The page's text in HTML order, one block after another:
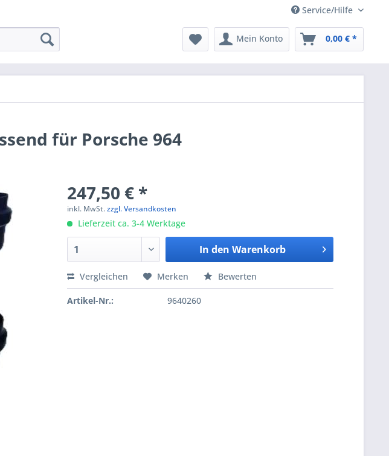
Service/Hilfe
Mein Konto 0,00 € *
für Porsche 964
247,50 € *
inkl. MwSt.zzgl. Versandkosten
Lieferzeit ca. 3-4 Werktage
In den Warenkorb
Vergleichen Merken Bewerten
Artikel-Nr.: 9640260